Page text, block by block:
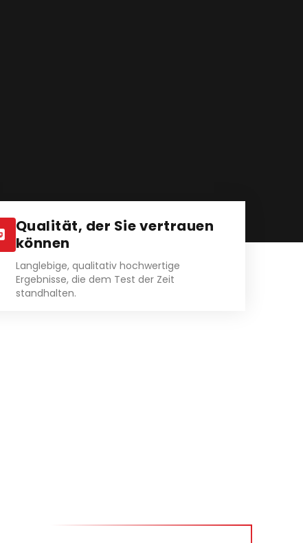
Qualität, der Sie vertrauen
können
Langlebige, qualitativ hochwertige
Ergebnisse, die dem Test der Zeit
standhalten.